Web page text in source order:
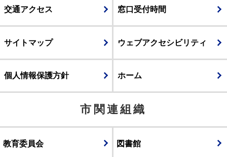
交通アクセス 窓口受付時間
サイトマップ ウェブアクセシビリティ
個人情報保護方針 ホーム
市関連組織
教育委員会 図書館